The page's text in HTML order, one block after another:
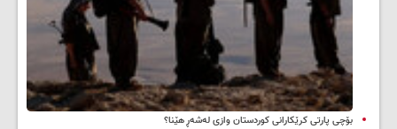
بۆچی پارتی کرێکارانی کوردستان وازی لەشەڕ هێنا؟